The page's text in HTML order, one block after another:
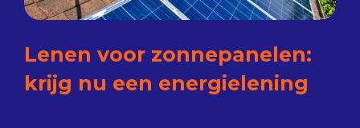
Lenen voor zonnepanelen:
krijg nu een energielening